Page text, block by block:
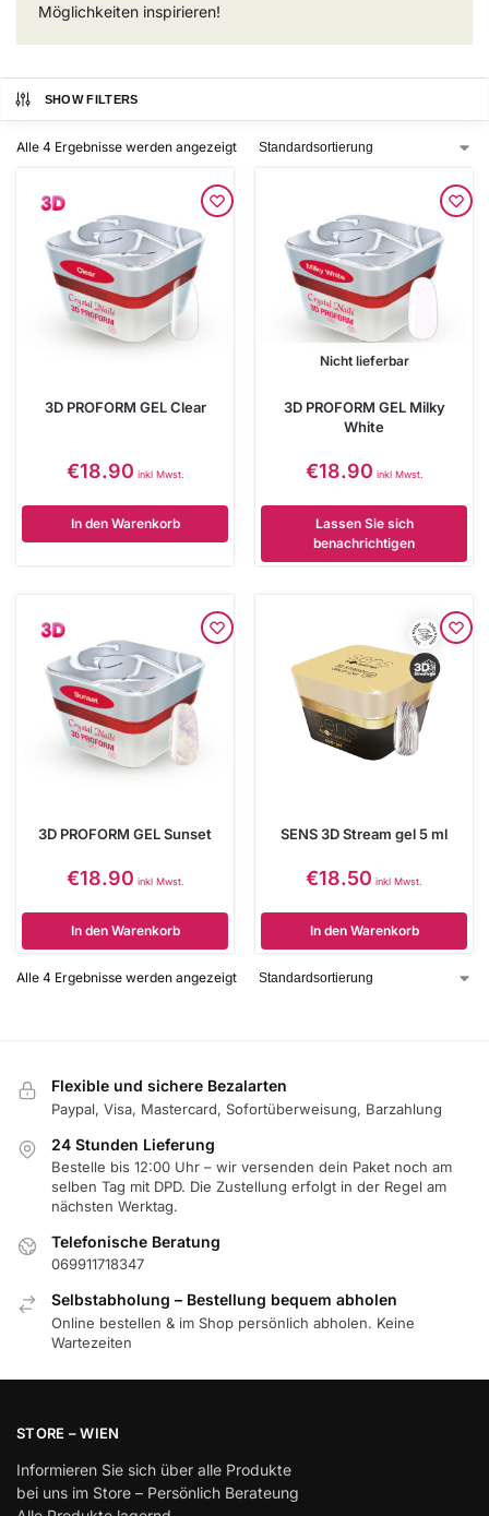
Möglichkeiten inspirieren!
SHOW FILTERS
Alle 4 Ergebnisse werden angezeigt
3D PROFORM GEL Clear
€18.90 inkl Mwst.
In den Warenkorb
Nicht lieferbar
3D PROFORM GEL Milky
White
€18.90 inkl Mwst.
Lassen Sie sich
benachrichtigen
3D PROFORM GEL Sunset
€18.90 inkl Mwst.
In den Warenkorb
SENS 3D Stream gel 5 ml
€18.50 inkl Mwst.
In den Warenkorb
Alle 4 Ergebnisse werden angezeigt
Flexible und sichere Bezalarten
Paypal, Visa, Mastercard, Sofortüberweisung, Barzahlung
24 Stunden Lieferung
Bestelle bis 12:00 Uhr – wir versenden dein Paket noch am
selben Tag mit DPD. Die Zustellung erfolgt in der Regel am
nächsten Werktag.
Telefonische Beratung
069911718347
Selbstabholung – Bestellung bequem abholen
Online bestellen & im Shop persönlich abholen. Keine
Wartezeiten
STORE – WIEN
Informieren Sie sich über alle Produkte
bei uns im Store – Persönlich Berateung